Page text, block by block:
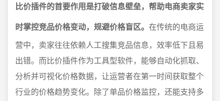
比价插件的首要作用是打破信息壁垒，帮助电商卖家实
时掌控竞品价格变动，规避价格盲区。 在传统的电商运
营中，卖家往往依赖人工搜集竞品信息，效率低下且易
出错。而比价插件作为工具型软件，能够自动化抓取、
分析并可视化价格数据，让运营者在第一时间获取整个
行业的价格趋势变化。除了单品价格监控，还能支持多